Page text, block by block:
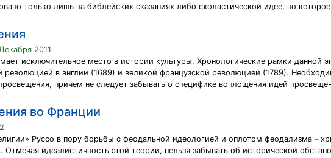
только лишь на библейских сказаниях либо схоластической идее, но
2011
исключительное место в истории культуры. Хронологические рамки
революцией в англии (1689) и великой французской революцией (1789).
причем не следует забывать о специфике воплощения идей
во Франции
Руссо в пору борьбы с феодальной идеологией и оплотом феодализма –
идеалистичность этой теории, нельзя забывать об исторической